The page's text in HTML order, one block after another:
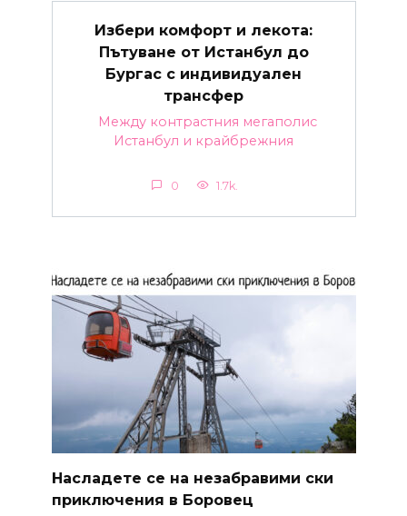
Избери комфорт и лекота:
Пътуване от Истанбул до
Бургас с индивидуален
трансфер
Между контрастния мегаполис
Истанбул и крайбрежния
0 1.7k.
Насладете се на незабравими ски
приключения в Боровец